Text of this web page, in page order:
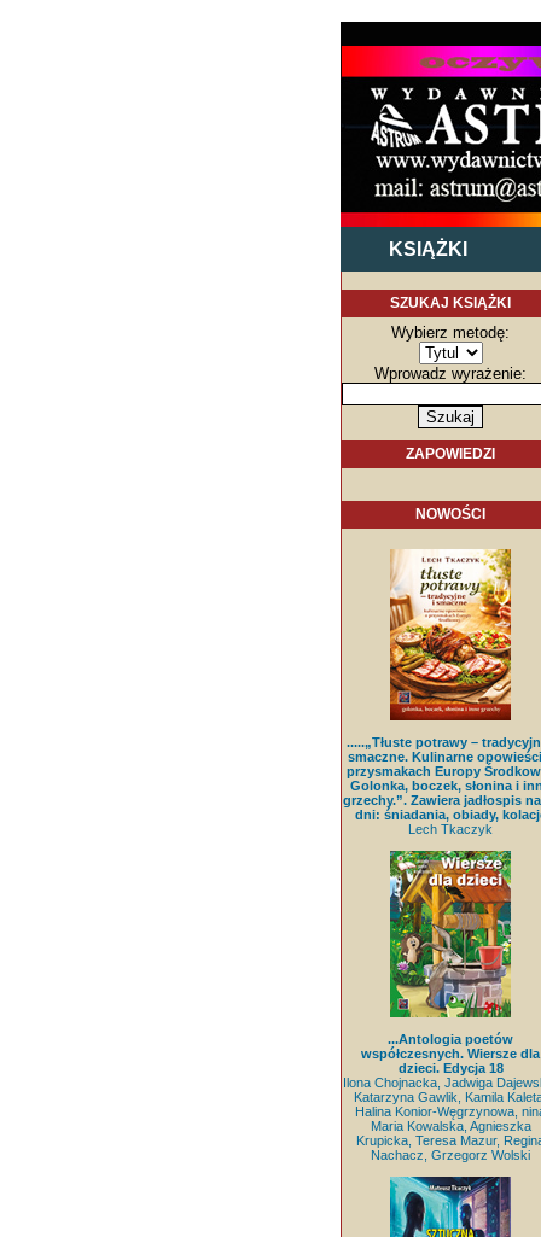
KSIĄŻKI
SZUKAJ KSIĄŻKI
Wybierz metodę:
Wprowadz wyrażenie:
ZAPOWIEDZI
NOWOŚCI
.....„Tłuste potrawy –
smaczne. Kulinarne
przysmakach Europy
Golonka, boczek, słonina i
grzechy.”. Zawiera jadłospis
dni: śniadania, obiady,
Lech Tkaczyk
...Antologia poetów
współczesnych. Wiersze dla
dzieci. Edycja 18
Ilona Chojnacka, Jadwiga
Katarzyna Gawlik, Kamila
Halina Konior-Węgrzynowa,
Maria Kowalska, Agnieszka
Krupicka, Teresa Mazur,
Nachacz, Grzegorz Wolski